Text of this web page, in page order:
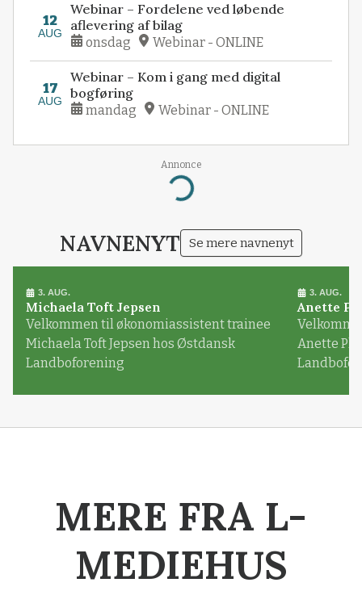
12
AUG
Webinar – Fordelene ved løbende
aflevering af bilag
onsdag Webinar - ONLINE
17
AUG
Webinar – Kom i gang med digital
bogføring
mandag Webinar - ONLINE
Annonce
Loading...
NAVNENYT Se mere navnenyt
3. AUG.
Michaela Toft Jepsen
Velkommen til økonomiassistent trainee
Michaela Toft Jepsen hos Østdansk
Landboforening
3. AUG.
Anette
Anette
MERE FRA L-
MEDIEHUS